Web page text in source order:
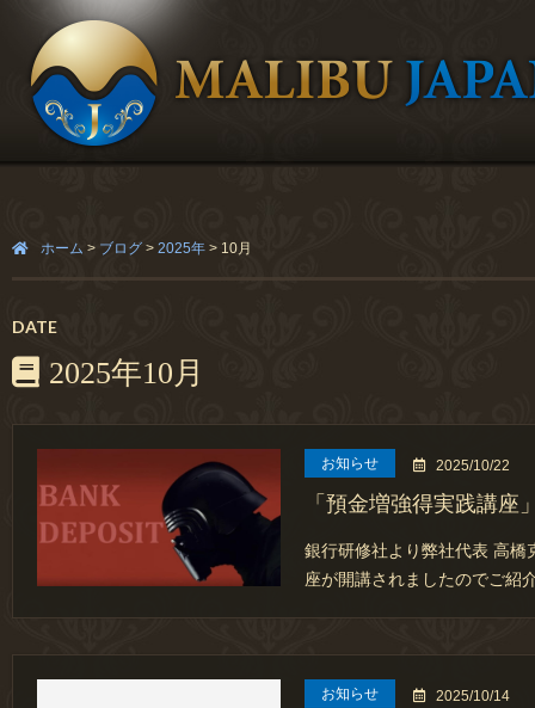
ホーム > ブログ > 2025年 > 10月
DATE
2025年10月
お知らせ 2025/10/22
「預金増強得実践講座
銀行研修社より弊社代表 高橋
座が開講されましたのでご紹
お知らせ 2025/10/14